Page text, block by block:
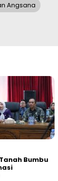
Angsana
Bumbu